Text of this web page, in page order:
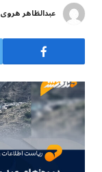
عبدالظاهر هروی